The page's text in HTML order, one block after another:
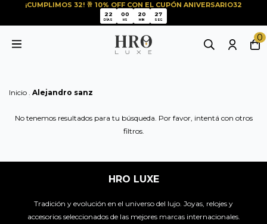
¡CUMPLIMOS 32! 🥂 10% OFF CON EL CUPÓN ANIVERSARIO32
22
22
DÍAS
00
00
HS
20
20
MIN
27
27
SEG
0
Inicio Alejandro sanz
No tenemos resultados para tu búsqueda. Por favor, intentá con otros
filtros.
HRO LUXE
Tradición y evolución en el universo del lujo. Joyas, relojes y
accesorios seleccionados de las mejores marcas internacionales.